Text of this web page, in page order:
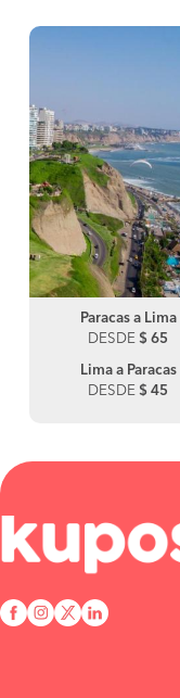
Paracas a Lima
DESDE $ 65
Lima a Paracas
DESDE $ 45